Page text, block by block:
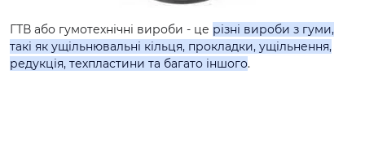
ГТВ або гумотехнічні вироби - це різні вироби з гуми,
такі як ущільнювальні кільця, прокладки, ущільнення,
редукція, техпластини та багато іншого.